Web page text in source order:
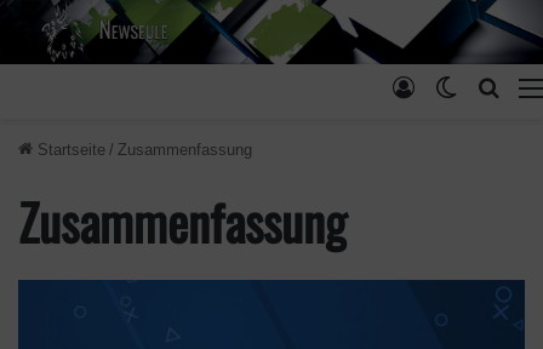
Skin
Anmelden
Startseite / Zusammenfassung
Zusammenfassung